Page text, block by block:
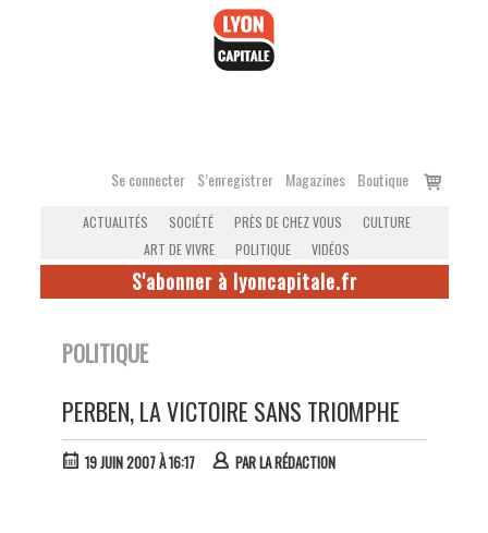
Se connecter S’enregistrer Magazines Boutique
Voir
ACTUALITÉS SOCIÉTÉ PRÈS DE CHEZ VOUS
CULTURE
ART DE VIVRE
POLITIQUE VIDÉOS
S'abonner à lyoncapitale.fr
POLITIQUE
PERBEN, LA VICTOIRE SANS TRIOMPHE
19 JUIN 2007 À 16:17 PARLA RÉDACTION